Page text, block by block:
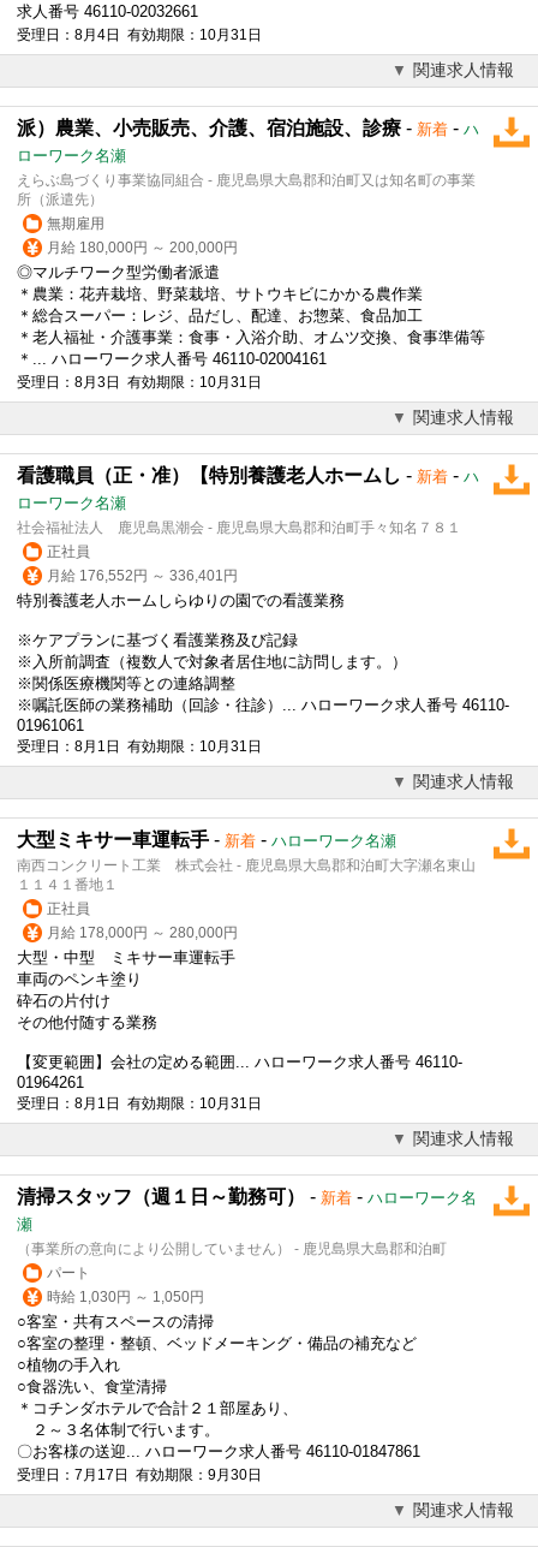
求人番号 46110-02032661
受理日：8月4日 有効期限：10月31日
関連求人情報
派）農業、小売販売、介護、宿泊施設、診療 - 新着 - ハ
ローワーク名瀬
えらぶ島づくり事業協同組合 - 鹿児島県大島郡和泊町又は知名町の事業
所（派遣先）
無期雇用
月給 180,000円 ～ 200,000円
◎マルチワーク型労働者派遣
＊農業：花卉栽培、野菜栽培、サトウキビにかかる農作業
＊総合スーパー：レジ、品だし、配達、お惣菜、食品加工
＊老人福祉・介護事業：食事・入浴介助、オムツ交換、食事準備等
＊... ハローワーク求人番号 46110-02004161
受理日：8月3日 有効期限：10月31日
関連求人情報
看護職員（正・准）【特別養護老人ホームし - 新着 - ハ
ローワーク名瀬
社会福祉法人 鹿児島黒潮会 - 鹿児島県大島郡和泊町手々知名７８１
正社員
月給 176,552円 ～ 336,401円
特別養護老人ホームしらゆりの園での看護業務
※ケアプランに基づく看護業務及び記録
※入所前調査（複数人で対象者居住地に訪問します。）
※関係医療機関等との連絡調整
※嘱託医師の業務補助（回診・往診）... ハローワーク求人番号 46110-
01961061
受理日：8月1日 有効期限：10月31日
関連求人情報
大型ミキサー車運転手 - 新着 - ハローワーク名瀬
南西コンクリート工業 株式会社 - 鹿児島県大島郡和泊町大字瀬名東山
１１４１番地１
正社員
月給 178,000円 ～ 280,000円
大型・中型 ミキサー車運転手
車両のペンキ塗り
砕石の片付け
その他付随する業務
【変更範囲】会社の定める範囲... ハローワーク求人番号 46110-
01964261
受理日：8月1日 有効期限：10月31日
関連求人情報
清掃スタッフ（週１日～勤務可） - 新着 - ハローワーク名
瀬
（事業所の意向により公開していません） - 鹿児島県大島郡和泊町
パート
時給 1,030円 ～ 1,050円
○客室・共有スペースの清掃
○客室の整理・整頓、ベッドメーキング・備品の補充など
○植物の手入れ
○食器洗い、食堂清掃
＊コチンダホテルで合計２１部屋あり、
２～３名体制で行います。
〇お客様の送迎... ハローワーク求人番号 46110-01847861
受理日：7月17日 有効期限：9月30日
関連求人情報